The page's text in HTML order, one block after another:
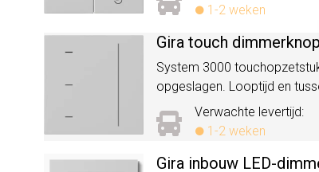
1-2 weken
Gira touch
System 3000
opgeslagen. Looptijd en
Verwachte levertijd:
1-2 weken
Gira inbouw LED-